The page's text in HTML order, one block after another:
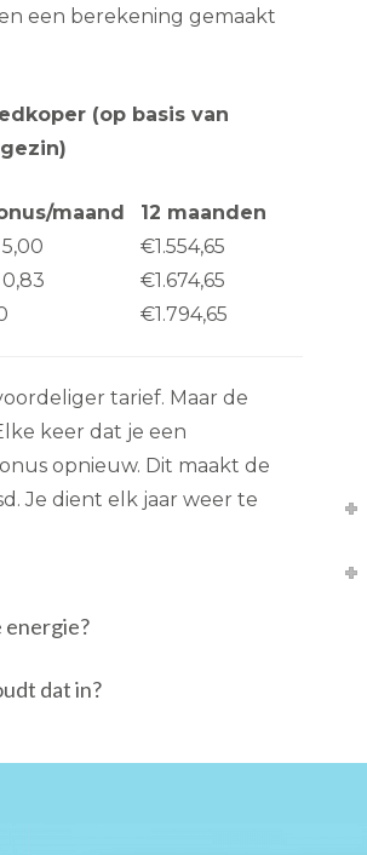
een berekening gemaakt
(op basis van
maand
12 maanden
€1.554,65
€1.674,65
€1.794,65
tarief. Maar de
keer dat je een
opnieuw. Dit maakt de
Je dient elk jaar weer te
energie?
dat in?